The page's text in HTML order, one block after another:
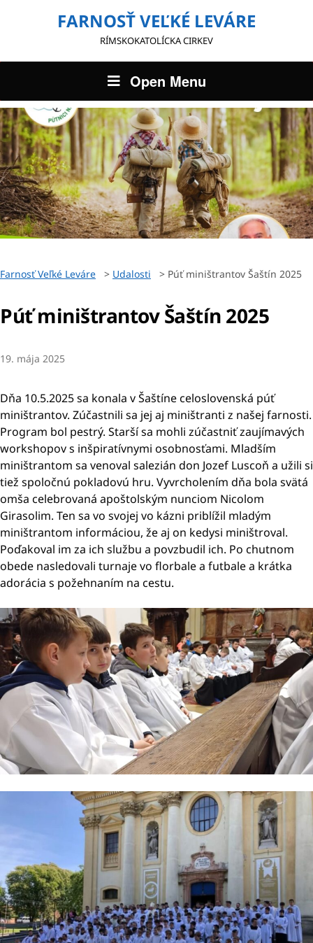
FARNOSŤ VEĽKÉ LEVÁRE
RÍMSKOKATOLÍCKA CIRKEV
Open Menu
Farnosť Veľké Leváre > Udalosti > Púť miništrantov Šaštín 2025
Púť miništrantov Šaštín 2025
19. mája 2025
Dňa 10.5.2025 sa konala v Šaštíne celoslovenská púť
miništrantov. Zúčastnili sa jej aj miništranti z našej farnosti.
Program bol pestrý. Starší sa mohli zúčastniť zaujímavých
workshopov s inšpiratívnymi osobnosťami. Mladším
miništrantom sa venoval salezián don Jozef Luscoň a užili si
tiež spoločnú pokladovú hru. Vyvrcholením dňa bola svätá
omša celebrovaná apoštolským nunciom Nicolom
Girasolim. Ten sa vo svojej vo kázni priblížil mladým
miništrantom informáciou, že aj on kedysi miništroval.
Poďakoval im za ich službu a povzbudil ich. Po chutnom
obede nasledovali turnaje vo florbale a futbale a krátka
adorácia s požehnaním na cestu.